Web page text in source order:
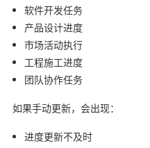
软件开发任务
产品设计进度
市场活动执行
工程施工进度
团队协作任务
如果手动更新，会出现：
进度更新不及时